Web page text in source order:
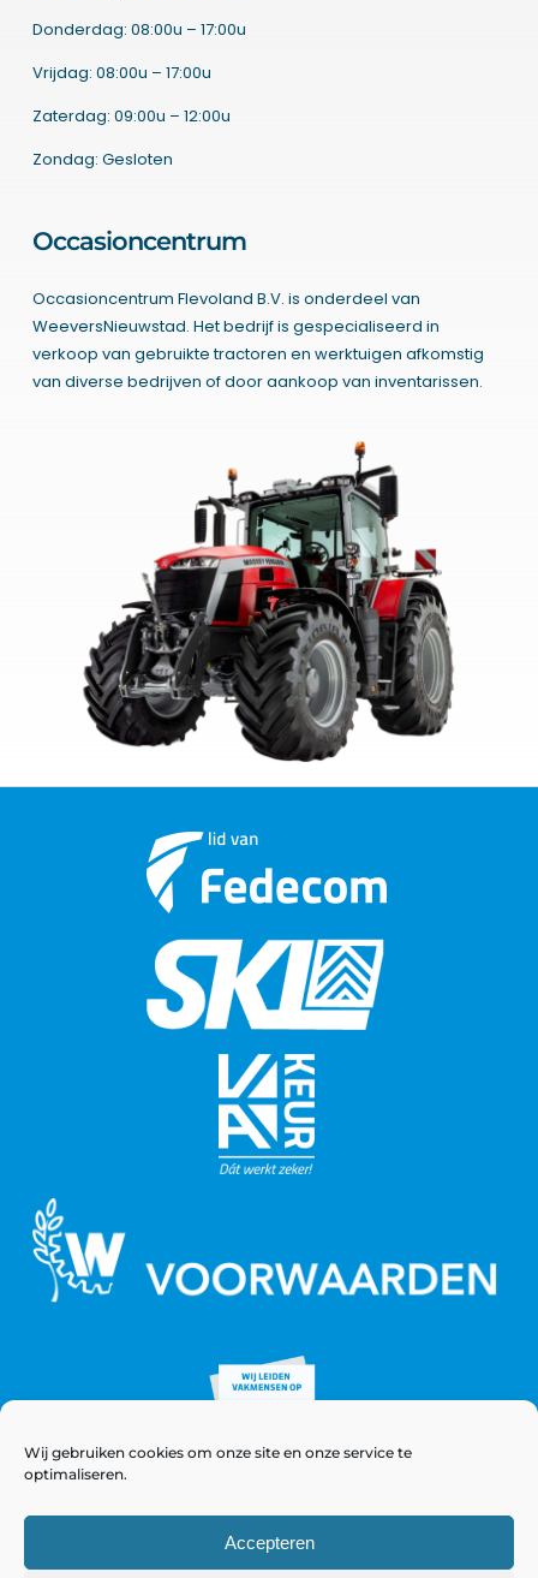
Wij gebruiken cookies om onze site en onze service te
optimaliseren.
Accepteren
Donderdag: 08:00u – 17:00u
Vrijdag: 08:00u – 17:00u
Zaterdag: 09:00u – 12:00u
Zondag: Gesloten
Occasioncentrum
Occasioncentrum Flevoland B.V. is onderdeel van
WeeversNieuwstad. Het bedrijf is gespecialiseerd in
verkoop van gebruikte tractoren en werktuigen afkomstig
van diverse bedrijven of door aankoop van inventarissen.